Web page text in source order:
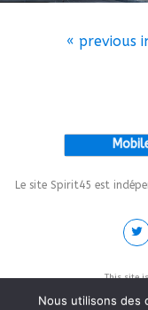
« previous
Le site Spirit45 est
This site
Nous utilisons des